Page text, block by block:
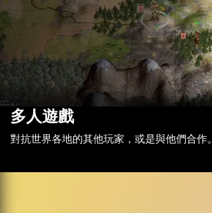
多人遊戲
對抗世界各地的其他玩家，或是與他們合作。